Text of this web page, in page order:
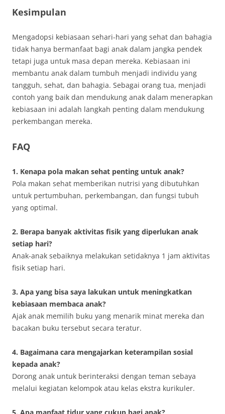
Kesimpulan
Mengadopsi kebiasaan sehari-hari yang sehat dan bahagia
tidak hanya bermanfaat bagi anak dalam jangka pendek
tetapi juga untuk masa depan mereka. Kebiasaan ini
membantu anak dalam tumbuh menjadi individu yang
tangguh, sehat, dan bahagia. Sebagai orang tua, menjadi
contoh yang baik dan mendukung anak dalam menerapkan
kebiasaan ini adalah langkah penting dalam mendukung
perkembangan mereka.
FAQ
1. Kenapa pola makan sehat penting untuk anak?
Pola makan sehat memberikan nutrisi yang dibutuhkan
untuk pertumbuhan, perkembangan, dan fungsi tubuh
yang optimal.
2. Berapa banyak aktivitas fisik yang diperlukan anak
setiap hari?
Anak-anak sebaiknya melakukan setidaknya 1 jam aktivitas
fisik setiap hari.
3. Apa yang bisa saya lakukan untuk meningkatkan
kebiasaan membaca anak?
Ajak anak memilih buku yang menarik minat mereka dan
bacakan buku tersebut secara teratur.
4. Bagaimana cara mengajarkan keterampilan sosial
kepada anak?
Dorong anak untuk berinteraksi dengan teman sebaya
melalui kegiatan kelompok atau kelas ekstra kurikuler.